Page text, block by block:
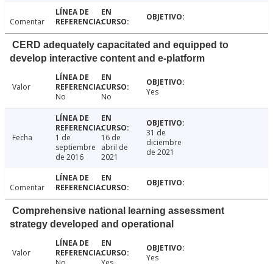
Comentar
CERD adequately capacitated and equipped to
develop interactive content and e-platform
Valor
No
No Yes
Fecha
1 de
septiembre
de 2016
16 de
abril de
2021
31 de
diciembre
de 2021
Comentar
Comprehensive national learning assessment
strategy developed and operational
Valor
Yes